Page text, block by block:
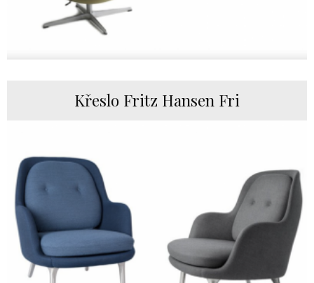
Křeslo Fritz Hansen Fri